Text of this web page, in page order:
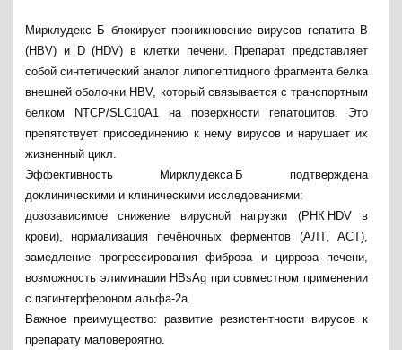
Мирклудекс Б блокирует проникновение вирусов гепатита B
(HBV) и D (HDV) в клетки печени. Препарат представляет
собой синтетический аналог липопептидного фрагмента белка
внешней оболочки HBV, который связывается с транспортным
белком NTCP/SLC10A1 на поверхности гепатоцитов. Это
препятствует присоединению к нему вирусов и нарушает их
жизненный цикл.
Эффективность Мирклудекса Б подтверждена
доклиническими и клиническими исследованиями:
дозозависимое снижение вирусной нагрузки (РНК HDV в
крови), нормализация печёночных ферментов (АЛТ, АСТ),
замедление прогрессирования фиброза и цирроза печени,
возможность элиминации HBsAg при совместном применении
с пэгинтерфероном альфа‑2а.
Важное преимущество: развитие резистентности вирусов к
препарату маловероятно.